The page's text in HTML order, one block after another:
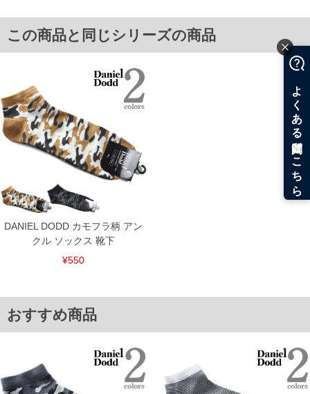
単位はcm
※【返品交換について】
下着(肌着)やワイシャツは商品の性質上、返品交換不可とさせて頂いております。予め
※【ボトムの裾上げをご希望の場合】
裾上げ料金は500円+税となります。
備考欄に股下●cmとご記入下さい。（裾上げ無料対象商品は1本につき税込6,000円以
上の品が対象。1本5,999円以下の商品は有料（500円+税）となります。）
出荷まで約1週間～20日間程お時間を頂く場合がございます。
尚、裾上げした商品は返品・交換不可となりますので、予めご了承下さい。
一部、お直しに対応出来ない商品がございます。(例：裾にファスナーや調節ひもが付
いている、極端なデザインが施されている等)
※商品によって若干のサイズの誤差がございます。また、お客様がご使用の環境（コ
ンピュータ画面）によって、商品の色味が若干異なる場合がございます。予めご了承
ください。
舗からのお取り寄せ等により、お客様にご迷惑をお掛けしてしまう場合がございま
す。そのようなことがない様最大限に努めておりますが、もしあった場合速やかにご
この商品と同じシリーズの商品
DANIEL DODD カモフラ柄 アン
クル ソックス 靴下
¥550
おすすめ商品